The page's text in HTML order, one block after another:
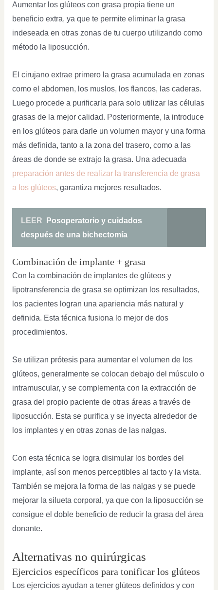
Aumentar los glúteos con grasa propia tiene un
beneficio extra, ya que te permite eliminar la grasa
indeseada en otras zonas de tu cuerpo utilizando como
método la liposucción.
El cirujano extrae primero la grasa acumulada en zonas
como el abdomen, los muslos, los flancos, las caderas.
Luego procede a purificarla para solo utilizar las células
grasas de la mejor calidad. Posteriormente, la introduce
en los glúteos para darle un volumen mayor y una forma
más definida, tanto a la zona del trasero, como a las
áreas de donde se extrajo la grasa. Una adecuada
preparación antes de realizar la transferencia de grasa
a los glúteos, garantiza mejores resultados.
LEER
Posoperatorio y cuidados
después de una bichectomía
Combinación de implante + grasa
Con la combinación de implantes de glúteos y
lipotransferencia de grasa se optimizan los resultados,
los pacientes logran una apariencia más natural y
definida. Esta técnica fusiona lo mejor de dos
procedimientos.
Se utilizan prótesis para aumentar el volumen de los
glúteos, generalmente se colocan debajo del músculo o
intramuscular, y se complementa con la extracción de
grasa del propio paciente de otras áreas a través de
liposucción. Esta se purifica y se inyecta alrededor de
los implantes y en otras zonas de las nalgas.
Con esta técnica se logra disimular los bordes del
implante, así son menos perceptibles al tacto y la vista.
También se mejora la forma de las nalgas y se puede
mejorar la silueta corporal, ya que con la liposucción se
consigue el doble beneficio de reducir la grasa del área
donante.
Alternativas no quirúrgicas
Ejercicios específicos para tonificar los glúteos
Los ejercicios ayudan a tener glúteos definidos y con